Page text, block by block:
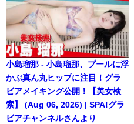
小島瑠那 - 小島瑠那、プールに浮
かぶ真ん丸ヒップに注目！グラ
ビアメイキング公開！【美女検
索】 (Aug 06, 2026) | SPA!グラ
ビアチャンネルさんより